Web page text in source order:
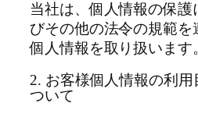
当社は、個人情報の保護
びその他の法令の規範を
個人情報を取り扱います
2. お客様個人情報の利
ついて